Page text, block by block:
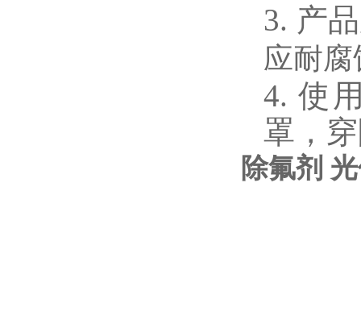
3. 产品
应耐腐
4.使
罩，
除氟剂